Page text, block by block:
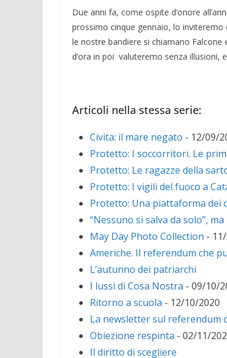
Due anni fa, come ospite d’onore
prossimo cinque gennaio, lo
le nostre bandiere si chiamano Falcone
d’ora in poi valuteremo senza illusioni,
Articoli nella stessa serie:
Civita: il mare negato - 12/09/
Protetto: I soccorritori. Le
Protetto: Le ragazze della
Protetto: I vigili del fuoco a
Protetto: Una piattaforma dei
“Nessuno si salva da solo”,
May Day Photo Collection -
Americhe. Il referendum che
L’autunno dei patriarchi
I lussi di Cosa Nostra - 09/10/
Ritorno a scuola - 12/10/2020
La newsletter sul referendum
Obiezione respinta - 02/11/
Il diritto di scegliere